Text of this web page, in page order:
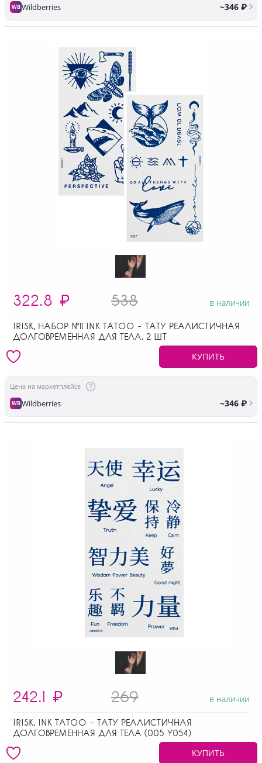
WBWildberries ~346 ₽
322.8 ₽ 538 в наличии
IRISK, НАБОР №11 INK TATOO - ТАТУ РЕАЛИСТИЧНАЯ
ДОЛГОВРЕМЕННАЯ ДЛЯ ТЕЛА, 2 ШТ
КУПИТЬ
Цена на маркетплейсе
WBWildberries ~346 ₽
242.1 ₽ 269 в наличии
IRISK, INK TATOO - ТАТУ РЕАЛИСТИЧНАЯ
ДОЛГОВРЕМЕННАЯ ДЛЯ ТЕЛА (005 Y054)
КУПИТЬ